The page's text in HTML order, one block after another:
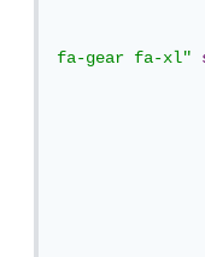
fa-gear fa-xl"